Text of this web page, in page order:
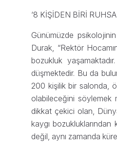
‘8 KİŞİDEN BİRİ
Günümüzde
Durak, “Rektör
bozukluk
düşmektedir. Bu da
200 kişilik bir salonda,
olabileceğini söylemek
dikkat çekici olan,
kaygı bozukluklarından
değil, aynı zamanda